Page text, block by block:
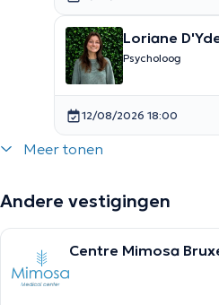
Loriane
Psycholoog
12/08/2026 18:00
Meer tonen
Andere vestigingen
Centre Mimosa